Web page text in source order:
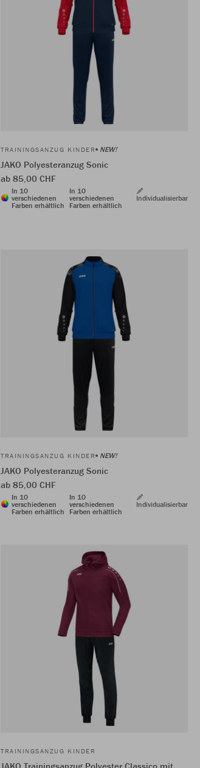
TRAININGSANZUG KINDER NEW!
JAKO Polyesteranzug Sonic
ab 85,00 CHF
In 10
verschiedenen
Farben erhältlich
In 10
verschiedenen
Farben erhältlich
Individualisierbar
TRAININGSANZUG KINDER NEW!
JAKO Polyesteranzug Sonic
ab 85,00 CHF
In 10
verschiedenen
Farben erhältlich
In 10
verschiedenen
Farben erhältlich
Individualisierbar
TRAININGSANZUG KINDER
JAKO Trainingsanzug Polyester Classico mit